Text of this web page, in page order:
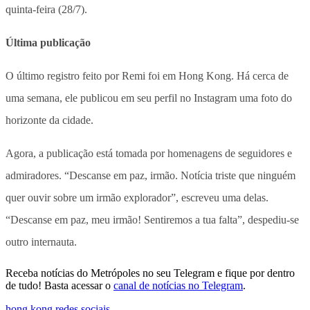
quinta-feira (28/7).
Última publicação
O último registro feito por Remi foi em Hong Kong. Há cerca de
uma semana, ele publicou em seu perfil no Instagram uma foto do
horizonte da cidade.
Agora, a publicação está tomada por homenagens de seguidores e
admiradores. “Descanse em paz, irmão. Notícia triste que ninguém
quer ouvir sobre um irmão explorador”, escreveu uma delas.
“Descanse em paz, meu irmão! Sentiremos a tua falta”, despediu-se
outro internauta.
Receba notícias do Metrópoles no seu Telegram e fique por dentro
de tudo! Basta acessar o canal de notícias no Telegram.